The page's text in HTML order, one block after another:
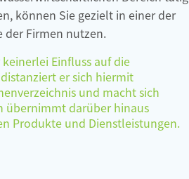
können Sie gezielt in einer der
der Firmen nutzen.
Einfluss auf die
er sich hiermit
und macht sich
übernimmt darüber hinaus
Produkte und Dienstleistungen.